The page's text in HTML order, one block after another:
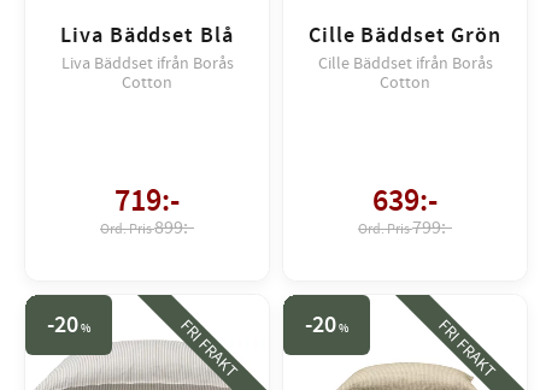
Liva Bäddset Blå
Liva Bäddset ifrån Borås
Cotton
719:-
899:-
Cille Bäddset Grön
Cille Bäddset ifrån Borås
Cotton
639:-
799:-
20% FRI FRAKT 20% FRI FRAKT